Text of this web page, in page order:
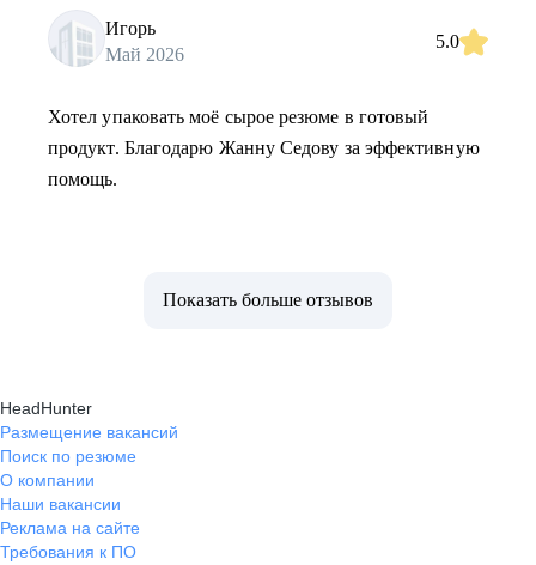
Игорь
Май 2026
5.0
Хотел упаковать моё сырое резюме в готовый
продукт. Благодарю Жанну Седову за эффективную
помощь.
Показать больше отзывов
HeadHunter
Размещение вакансий
Поиск по резюме
О компании
Наши вакансии
Реклама на сайте
Требования к ПО